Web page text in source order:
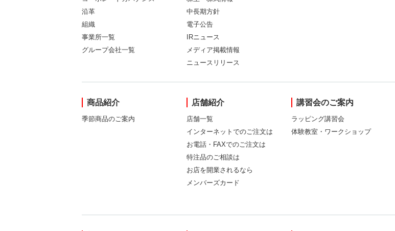
沿革
組織
事業所一覧
グループ会社一覧
中長期方針
電子公告
IRニュース
メディア掲載情報
ニュースリリース
商品紹介
季節商品のご案内
店舗紹介
店舗一覧
インターネットでのご注文は
お電話・FAXでのご注文は
特注品のご相談は
お店を開業されるなら
メンバーズカード
講習会のご案内
ラッピング講習会
体験教室・ワークショップ